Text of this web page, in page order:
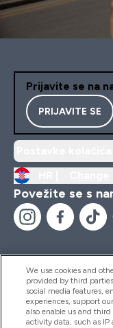
Prijavite se na
PRIJAVITE SE
Povežite se s
Pomoć I
We use cookies and
provided by third
social media features,
experiences, support
also enable us and
activity data, such as